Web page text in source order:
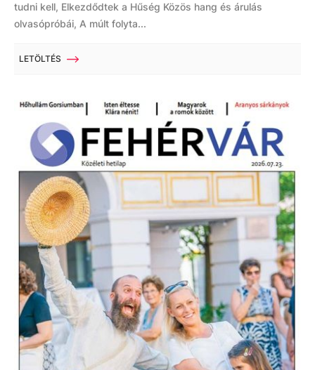
tudni kell, Elkezdődtek a Hűség Közös hang és árulás
olvasópróbái, A múlt folyta...
LETÖLTÉS